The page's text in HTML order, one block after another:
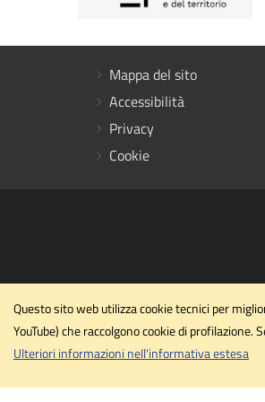
Mappa del sito
Accessibilità
Privacy
Cookie
Questo sito web utilizza cookie tecnici per
YouTube) che raccolgono cookie di
Ulteriori informazioni nell'informativa estesa